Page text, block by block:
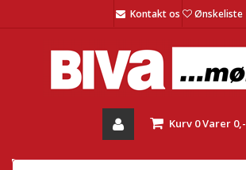
Kontakt os Ønskeliste
Kurv 0Varer 0,-